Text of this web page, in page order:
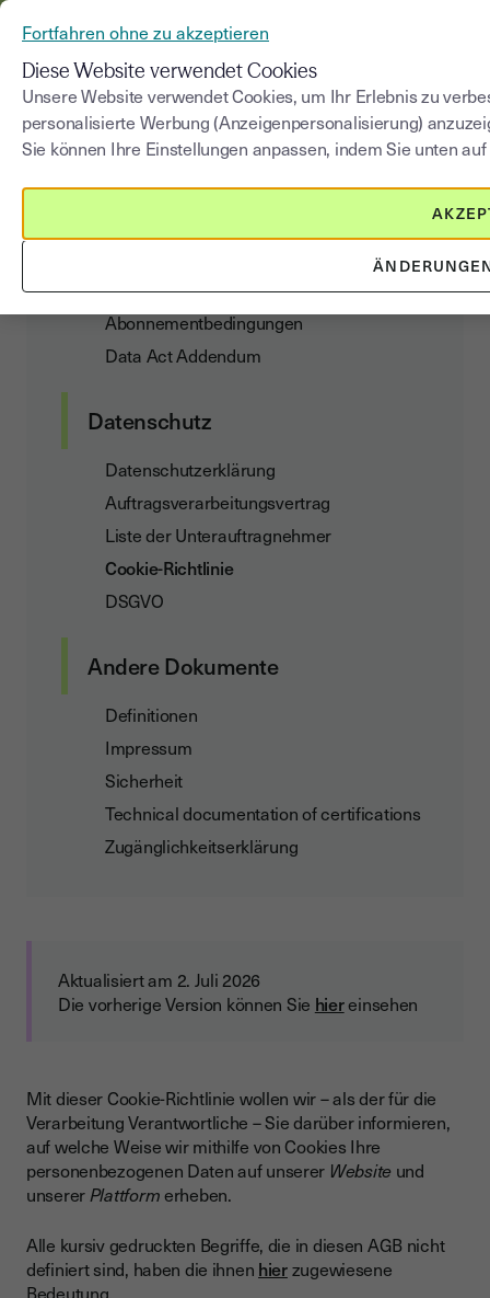
Cookie-Richtlinie
Kundenvertrag
Allgemeine Nutzungs- und
Abonnementbedingungen
Data Act Addendum
Datenschutz
Datenschutzerklärung
Auftragsverarbeitungsvertrag
Liste der Unterauftragnehmer
Cookie-Richtlinie
DSGVO
Andere Dokumente
Definitionen
Impressum
Sicherheit
Technical documentation of certifications
Zugänglichkeitserklärung
Aktualisiert am 2. Juli 2026
Die vorherige Version können Sie hiereinsehen
Mit dieser Cookie-Richtlinie wollen wir – als der für die
Verarbeitung Verantwortliche – Sie darüber informieren,
auf welche Weise wir mithilfe von Cookies Ihre
personenbezogenen Daten auf unserer Website und
unsererPlattformerheben.
Alle kursiv gedruckten Begriffe, die in diesen AGB nicht
definiert sind, haben die ihnen hierzugewiesene
Bedeutung.
Fortfahren ohne zu akzeptieren
Diese Website verwendet Cookies
Unsere Website verwendet Cookies, um Ihr Erlebnis zu
personalisierte Werbung (Anzeigenpersonalisierung)
Sie können Ihre Einstellungen anpassen, indem Sie unten